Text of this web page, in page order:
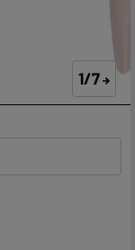
1/7